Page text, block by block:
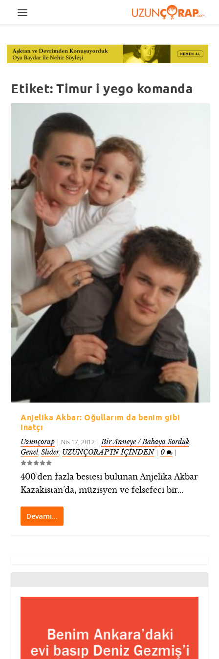
Etiket:Timur i yego komanda
Anjelika Akbar: Oğullarım da benim gibi
inatçı
Uzunçorap | Nis 17, 2012 |Bir Anneye / Babaya Sorduk,
Genel,Slider, UZUNÇORAP’IN İÇİNDEN| 0 |
400’den fazla bestesi bulunan Anjelika Akbar
Kazakistan’da, müzisyen ve felsefeci bir...
Devamı…